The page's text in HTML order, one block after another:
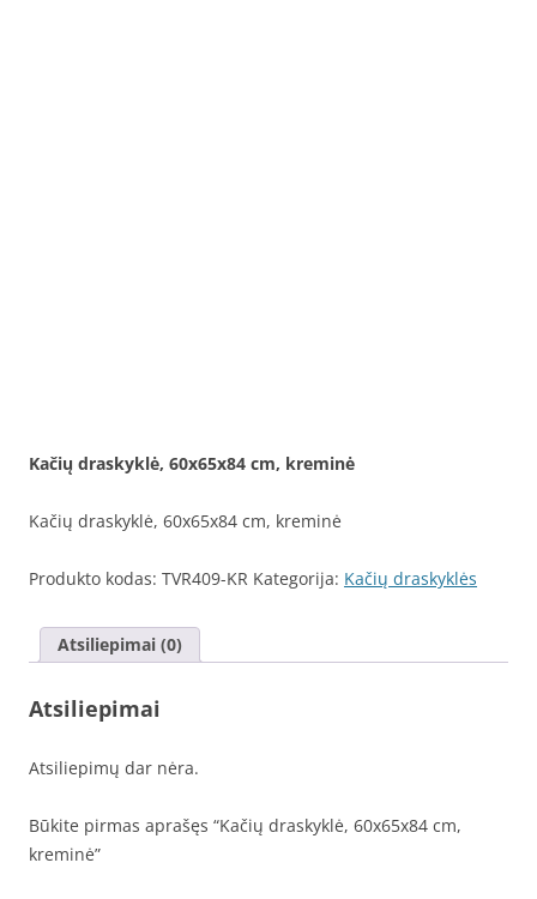
Kačių draskyklė, 60x65x84 cm, kreminė
Kačių draskyklė, 60x65x84 cm, kreminė
Produkto kodas: TVR409-KR Kategorija: Kačių draskyklės
Atsiliepimai (0)
Atsiliepimai
Atsiliepimų dar nėra.
Būkite pirmas aprašęs “Kačių draskyklė, 60x65x84 cm,
kreminė”